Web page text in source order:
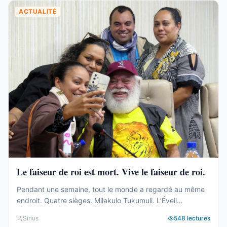
ACTUALITÉ
Le faiseur de roi est mort. Vive le faiseur de roi.
Pendant une semaine, tout le monde a regardé au même
endroit. Quatre sièges. Milakulo Tukumuli. L’Éveil
fait basculer. Depuis 2019, la formule était connue : quand
Sirius 548 lectures